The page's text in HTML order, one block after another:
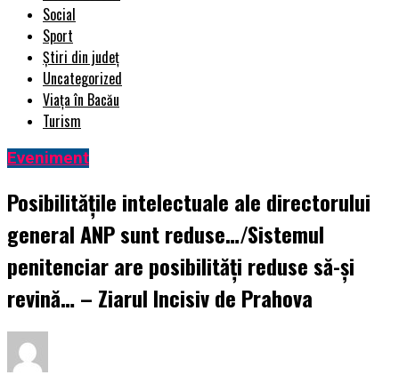
Social
Sport
Știri din județ
Uncategorized
Viața în Bacău
Turism
Eveniment
Posibilitățile intelectuale ale directorului
general ANP sunt reduse…/Sistemul
penitenciar are posibilități reduse să-și
revină… – Ziarul Incisiv de Prahova